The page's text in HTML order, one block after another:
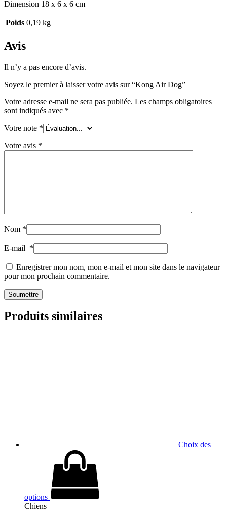
Dimension 18 x 6 x 6 cm
Poids 0,19 kg
Avis
Il n’y a pas encore d’avis.
Soyez le premier à laisser votre avis sur “Kong Air Dog”
Votre adresse e-mail ne sera pas publiée. Les champs obligatoires
sont indiqués avec *
Votre note *
Votre avis *
Nom *
E-mail *
Enregistrer mon nom, mon e-mail et mon site dans le navigateur
pour mon prochain commentaire.
Produits similaires
Choix des
options
Chiens